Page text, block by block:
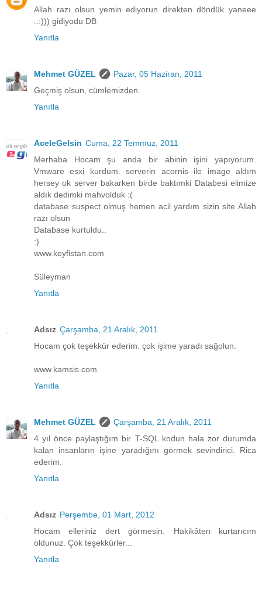
Allah razı olsun yemin ediyorun direkten döndük yaneee
..:))) gidiyodu DB
Yanıtla
Mehmet GÜZEL
Pazar, 05 Haziran, 2011
Geçmiş olsun, cümlemizden.
Yanıtla
AceleGelsin Cuma, 22 Temmuz, 2011
Merhaba Hocam şu anda bir abinin işini yapıyorum.
Vmware esxi kurdum. serverin acornis ile image aldım
hersey ok server bakarken birde baktımki Databesi elimize
aldık dedimki mahvolduk :(
database suspect olmuş hemen acil yardım sizin site Allah
razı olsun
Database kurtuldu..
:)
www.keyfistan.com
Süleyman
Yanıtla
Adsız Çarşamba, 21 Aralık, 2011
Hocam çok teşekkür ederim. çok işime yaradı sağolun.
www.kamsis.com
Yanıtla
Mehmet GÜZEL
Çarşamba, 21 Aralık, 2011
4 yıl önce paylaştığım bir T-SQL kodun hala zor durumda
kalan insanların işine yaradığını görmek sevindirici. Rica
ederim.
Yanıtla
Adsız Perşembe, 01 Mart, 2012
Hocam elleriniz dert görmesin. Hakikâten kurtarıcım
oldunuz. Çok teşekkürler...
Yanıtla